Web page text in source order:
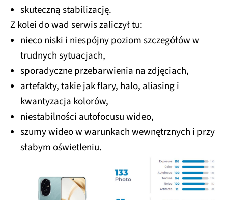
skuteczną stabilizację.
Z kolei do wad serwis zaliczył tu:
nieco niski i niespójny poziom szczegółów w
trudnych sytuacjach,
sporadyczne przebarwienia na zdjęciach,
artefakty, takie jak flary, halo, aliasing i
kwantyzacja kolorów,
niestabilności autofocusu wideo,
szumy wideo w warunkach wewnętrznych i przy
słabym oświetleniu.